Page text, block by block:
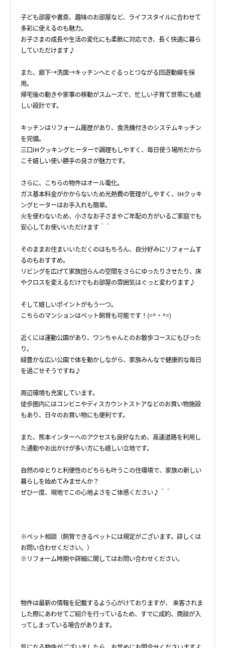
子ども部屋や書斎、趣味のお部屋など、ライフスタイルに合わせて
多彩に使えるのも魅力。
お子さまの成長や生活の変化にも柔軟に対応でき、長く快適に暮ら
していただけます♪
また、廊下→洗面→キッチンへとぐるっとつながる回遊動線を採
用。
帰宅後の動きや家事の移動がスムーズで、忙しい子育て世帯にも嬉
しい設計です。
キッチンはリフォーム履歴があり、食洗機付きのシステムキッチン
を完備。
三口IHクッキングヒーターで調理もしやすく、毎日使う場所だから
こそ嬉しい使い勝手の良さが魅力です。
さらに、こちらの物件はオール電化。
ガス基本料金がかからないため光熱費の管理がしやすく、IHクッキ
ングヒーターはお手入れも簡単。
火を使わないため、小さなお子さまやご年配の方がいるご家庭でも
安心してお使いいただけます＾＾
そのままお住まいいただくのはもちろん、自分好みにリフォームす
るのもおすすめ。
リビングを広げて家族団らんの空間をさらにゆったりさせたり、床
やクロスを変えるだけでもお部屋の雰囲気はぐっと変わります♪
そして嬉しいポイントがもう一つ。
こちらのマンションはペット飼育も可能です！(=^・^=)
近くには運動公園があり、ワンちゃんとのお散歩コースにもぴった
り。
緑豊かな広い公園で体を動かしながら、家族みんなで健康的な毎日
を過ごせそうですね♪
周辺環境も充実しています。
徒歩圏内にはコンビニやディスカウントストアなどのお買い物施設
もあり、日々のお買い物にも便利です。
また、熊本インターへのアクセスも良好なため、高速道路を利用し
た通勤やお出かけが多い方にも嬉しい立地です。
自然のゆとりと利便性のどちらも叶うこの住環境で、家族の新しい
暮らしを始めてみませんか？
ぜひ一度、現地でこの心地よさをご体感ください♪＾＾
※ペット相談（飼育できるペットには規定がございます。詳しくは
お問い合わせください。）
※リフォーム時期や詳細に関してはお問い合わせください。
物件は最新の情報を記載するよう心がけておりますが、 来客されま
した際にあわせてご紹介を行っているため、すでに成約、商談が入
ってしまっている場合があります。